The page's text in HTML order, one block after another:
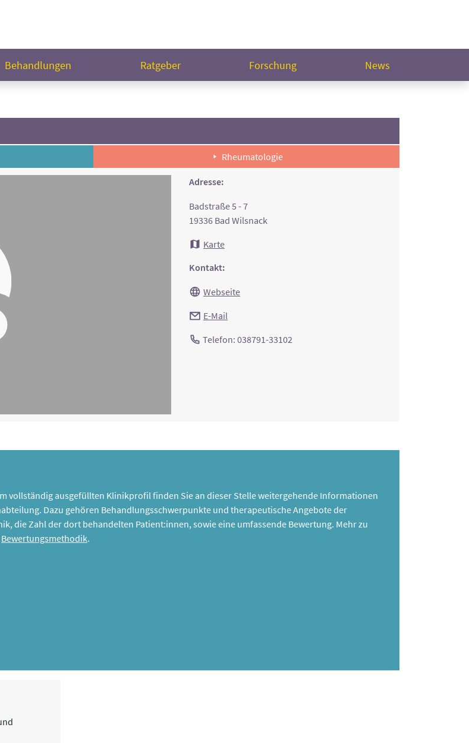
Behandlungen Ratgeber Forschung News
Rheumatologie
Adresse:
Badstraße 5 - 7
19336 Bad Wilsnack
Karte
Kontakt:
Webseite
E-Mail
Telefon: 038791-33102
vollständig ausgefüllten Klinikprofil finden Sie an dieser Stelle weitergehende Informationen
Dazu gehören Behandlungsschwerpunkte und therapeutische Angebote der
die Zahl der dort behandelten Patient:innen, sowie eine umfassende Bewertung. Mehr zu
Bewertungsmethodik.